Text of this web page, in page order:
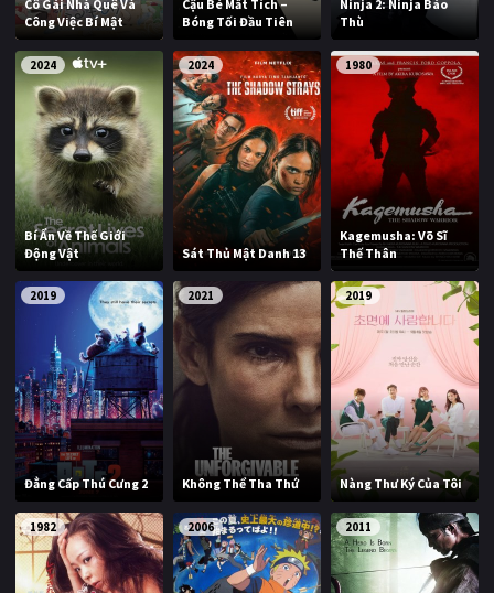
Cô Gái Nhà Quê Và
Công Việc Bí Mật
Cậu Bé Mất Tích –
Bóng Tối Đầu Tiên
Ninja 2: Ninja Báo
Thù
2024
Bí Ẩn Về Thế Giới
Động Vật
2024
Sát Thủ Mật Danh 13
1980
Kagemusha: Võ Sĩ
Thế Thân
2019
Đẳng Cấp Thú Cưng 2
2021
Không Thể Tha Thứ
2019
Nàng Thư Ký Của Tôi
1982 2006 2011